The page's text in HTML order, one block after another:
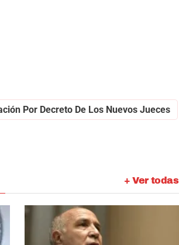
Por Decreto De Los Nuevos Jueces
+ Ver todas